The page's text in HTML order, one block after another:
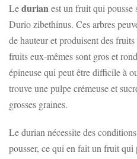
Ledurianest un fruit qui pousse
Durio zibethinus. Ces arbres
de hauteur et produisent des
fruits eux-mêmes sont gros et
épineuse qui peut être difficile à
trouve une pulpe crémeuse et
grosses graines.
Le durian nécessite des
pousser, ce qui en fait un fruit qui